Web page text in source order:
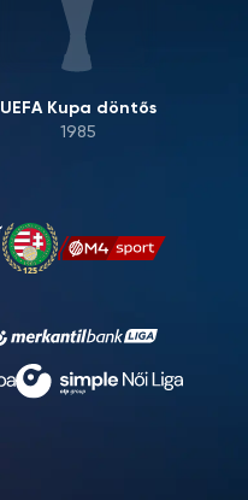
UEFA Kupa döntős
1985